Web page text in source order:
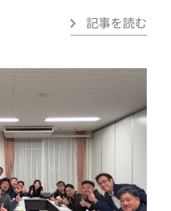
当日は、春日井商工会議
して楽しんでいただけ
介タ
くゲームタイムでは参加
いに盛り上がりました。
店街にある「天ぷら やじ
しながら、自然な交流が
記事を読む